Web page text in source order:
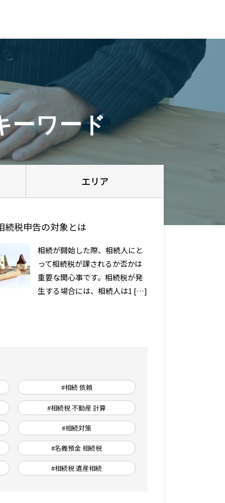
ーワード
エリア
続税申告の対象とは
相続が開始した際、相続人にと
って相続税が課されるか否かは
重要な関心事です。相続税が発
生する場合には、相続人は1 […]
#相続 依頼
#相続税 不動産 計算
#相続対策
#名義預金 相続税
#相続税 遺産相続